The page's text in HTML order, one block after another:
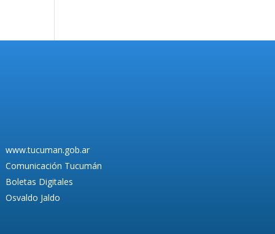
www.tucuman.gob.ar
Comunicación Tucumán
Boletas Digitales
Osvaldo Jaldo